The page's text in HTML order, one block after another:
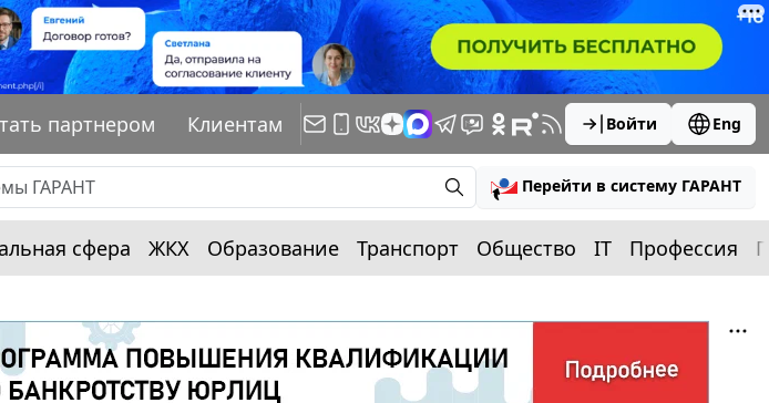
партнером Клиентам Войти Eng
Перейти в систему ГАРАНТ
сфера ЖКХ Образование Транспорт Общество IT Профессия